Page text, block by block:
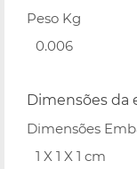
Peso Kg
0.006
Dimensões da
Dimensões
1 X 1 X 1 cm